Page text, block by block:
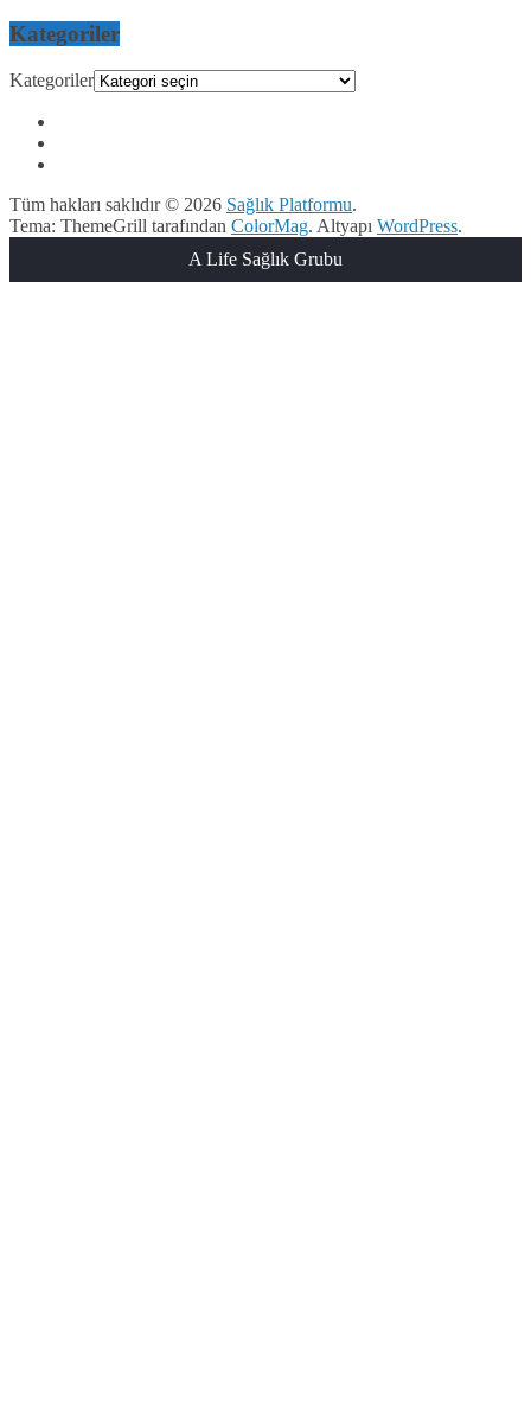
Kategoriler
Kategoriler
Tüm hakları saklıdır © 2026 Sağlık Platformu.
Tema: ThemeGrill tarafından ColorMag. Altyapı WordPress.
A Life Sağlık Grubu